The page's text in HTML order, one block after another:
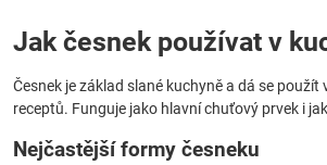
Jak česnek používat v
Česnek je základ slané kuchyně a dá se
receptů. Funguje jako hlavní chuťový prvek i
Nejčastější formy česneku